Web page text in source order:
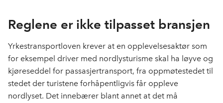
Reglene er ikke tilpasset bransjen
Yrkestransportloven krever at en opplevelsesaktør som
for eksempel driver med nordlysturisme skal ha løyve og
kjøreseddel for passasjertransport, fra oppmøtestedet til
stedet der turistene forhåpentligvis får oppleve
nordlyset. Det innebærer blant annet at det må